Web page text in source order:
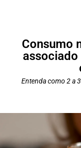
Consumo
Entenda como 2 a